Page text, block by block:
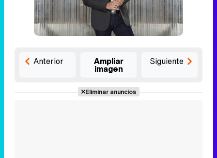
Anterior Ampliar
imagen
Siguiente
Eliminar anuncios